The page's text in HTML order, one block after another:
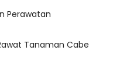
Perawatan
Tanaman Cabe